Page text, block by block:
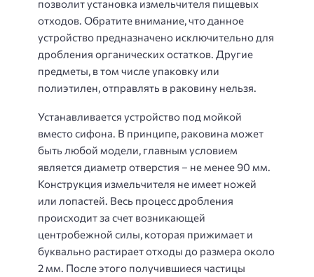
позволит установка измельчителя пищевых
отходов. Обратите внимание, что данное
устройство предназначено исключительно для
дробления органических остатков. Другие
предметы, в том числе упаковку или
полиэтилен, отправлять в раковину нельзя.
Устанавливается устройство под мойкой
вместо сифона. В принципе, раковина может
быть любой модели, главным условием
является диаметр отверстия – не менее 90 мм.
Конструкция измельчителя не имеет ножей
или лопастей. Весь процесс дробления
происходит за счет возникающей
центробежной силы, которая прижимает и
буквально растирает отходы до размера около
2 мм. После этого получившиеся частицы